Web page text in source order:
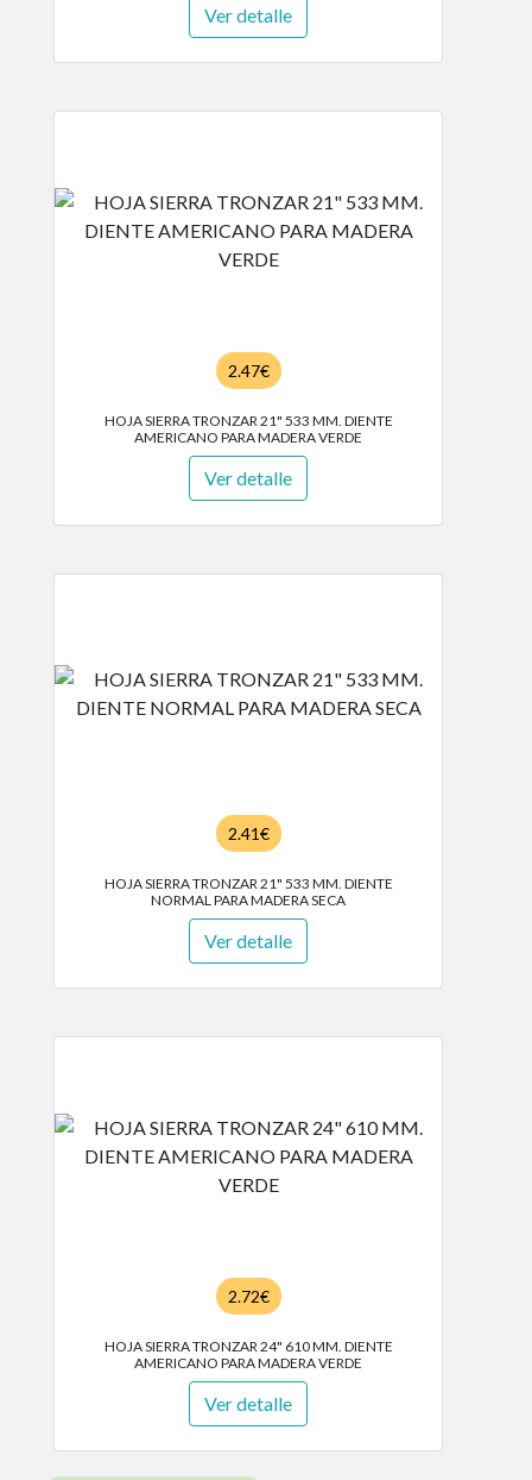
Ver detalle
2.47€
HOJA SIERRA TRONZAR 21" 533 MM. DIENTE
AMERICANO PARA MADERA VERDE
Ver detalle
2.41€
HOJA SIERRA TRONZAR 21" 533 MM. DIENTE
NORMAL PARA MADERA SECA
Ver detalle
2.72€
HOJA SIERRA TRONZAR 24" 610 MM. DIENTE
AMERICANO PARA MADERA VERDE
Ver detalle